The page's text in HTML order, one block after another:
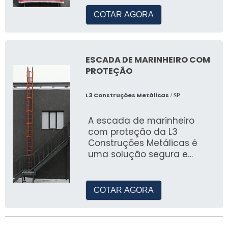
COTAR AGORA
ESCADA DE MARINHEIRO COM
PROTEÇÃO
L3 Construções Metálicas / SP
A escada de marinheiro
com proteção da L3
Construções Metálicas é
uma solução segura e
COTAR AGORA